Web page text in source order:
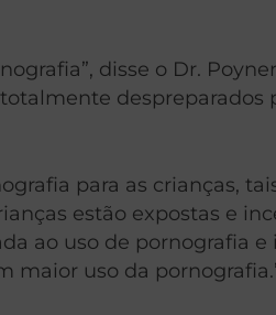
disse o Dr.
para as crianças,
estão expostas e
ao uso de pornografia
maior uso da